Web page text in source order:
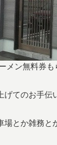
メン無料券も
げてのお手伝
場とか雑務と